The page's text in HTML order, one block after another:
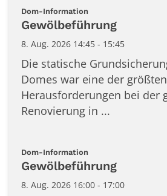
Datum: 8. August 2026
Dom-Information
Gewölbeführung
8. Aug. 2026 14:45 - 15:45
Die statische
Domes war eine der größten
Herausforderungen bei der
Renovierung in ...
Dom-Information
Gewölbeführung
8. Aug. 2026 16:00 - 17:00